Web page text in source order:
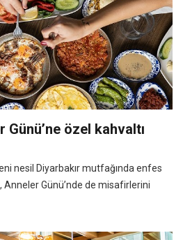
Günü’ne özel kahvaltı
nesil Diyarbakır mutfağında enfes
Anneler Günü’nde de misafirlerini